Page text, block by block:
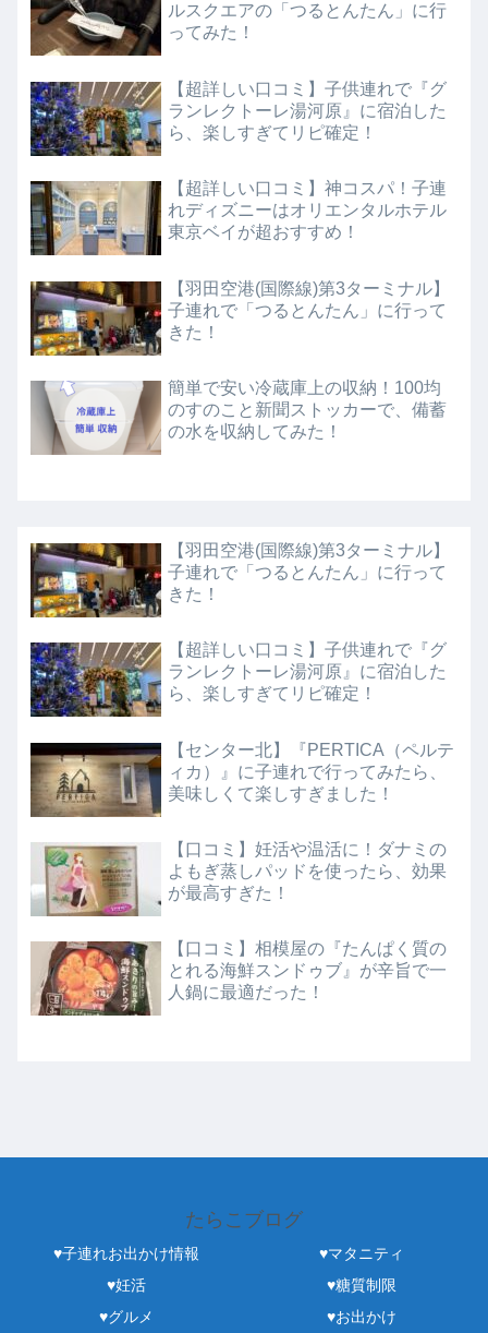
ルスクエアの「つるとんたん」に行
ってみた！
【超詳しい口コミ】子供連れで『グ
ランレクトーレ湯河原』に宿泊した
ら、楽しすぎてリピ確定！
【超詳しい口コミ】神コスパ！子連
れディズニーはオリエンタルホテル
東京ベイが超おすすめ！
【羽田空港(国際線)第3ターミナル】
子連れで「つるとんたん」に行って
きた！
簡単で安い冷蔵庫上の収納！100均
のすのこと新聞ストッカーで、備蓄
の水を収納してみた！
【羽田空港(国際線)第3ターミナル】
子連れで「つるとんたん」に行って
きた！
【超詳しい口コミ】子供連れで『グ
ランレクトーレ湯河原』に宿泊した
ら、楽しすぎてリピ確定！
【センター北】『PERTICA（ペルテ
ィカ）』に子連れで行ってみたら、
美味しくて楽しすぎました！
【口コミ】妊活や温活に！ダナミの
よもぎ蒸しパッドを使ったら、効果
が最高すぎた！
【口コミ】相模屋の『たんぱく質の
とれる海鮮スンドゥブ』が辛旨で一
人鍋に最適だった！
たらこブログ
♥子連れお出かけ情報
♥マタニティ
♥妊活
♥糖質制限
♥グルメ
♥お出かけ